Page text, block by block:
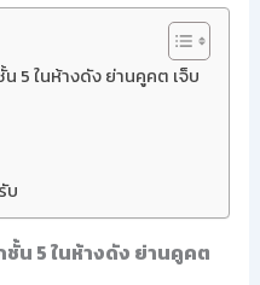
5 ในห้างดัง ย่านคูคต เจ็บ
บ
น 5 ในห้างดัง ย่านคูคต